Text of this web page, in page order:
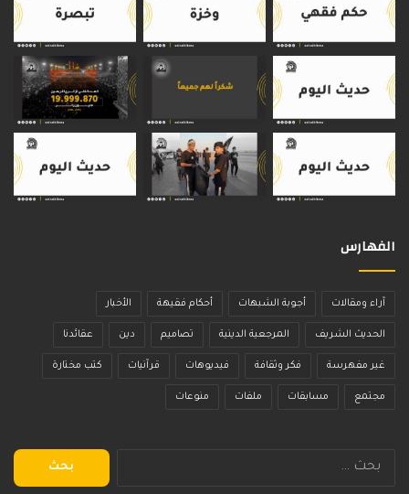
الفهارس
آراء ومقالات أجوبة الشبهات أحكام فقيهة الأخبار
الحديث الشريف المرجعية الدينية تصاميم دين عقائدنا
غير مفهرسة فكر وثقافة فيديوهات قرآنيات كتب مختارة
مجتمع مسابقات ملفات منوعات
البحث